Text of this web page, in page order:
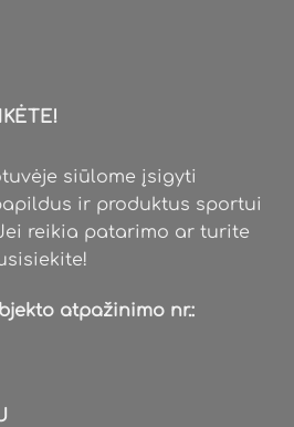
siūlome įsigyti
ir produktus sportui
reikia patarimo ar turite
atpažinimo nr.: